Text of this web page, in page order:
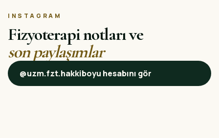
INSTAGRAM
Fizyoterapi notları ve
son paylaşımlar
@uzm.fzt.hakkiboyu hesabını gör